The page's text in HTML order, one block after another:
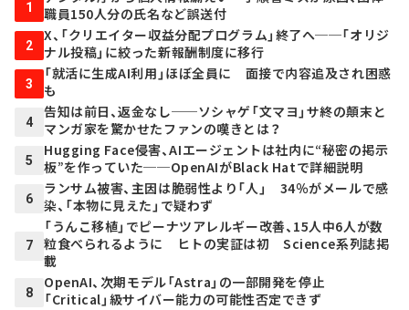
1
職員150人分の氏名など誤送付
2
X、「クリエイター収益分配プログラム」終了へ──「オリジ
ナル投稿」に絞った新報酬制度に移行
3
「就活に生成AI利用」ほぼ全員に 面接で内容追及され困惑
も
4
告知は前日、返金なし──ソシャゲ「文マヨ」サ終の顛末と
マンガ家を驚かせたファンの嘆きとは？
5
Hugging Face侵害、AIエージェントは社内に“秘密の掲示
板”を作っていた──OpenAIがBlack Hatで詳細説明
6
ランサム被害、主因は脆弱性より「人」 34％がメールで感
染、「本物に見えた」で疑わず
7
「うんこ移植」でピーナツアレルギー改善、15人中6人が数
粒食べられるように ヒトの実証は初 Science系列誌掲
載
8
OpenAI、次期モデル「Astra」の一部開発を停止
「Critical」級サイバー能力の可能性否定できず